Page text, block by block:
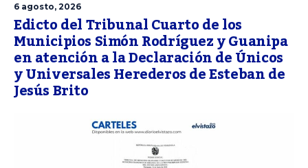
6 agosto, 2026
Edicto del Tribunal Cuarto de los
Municipios Simón Rodríguez y Guanipa
en atención a la Declaración de Únicos
y Universales Herederos de Esteban de
Jesús Brito